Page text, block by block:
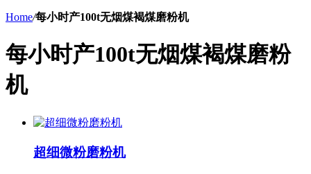
Home/每小时产100t无烟煤褐煤磨粉机
每小时产100t无烟煤褐煤磨粉
机
超细微粉磨粉机